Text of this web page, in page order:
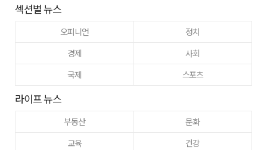
섹션별 뉴스
오피니언
정치
경제
사회
국제
스포츠
라이프 뉴스
부동산
문화
교육
건강